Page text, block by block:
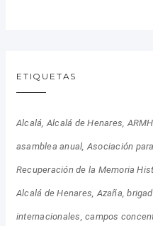
ETIQUETAS
Alcalá Alcalá de Henares
asamblea anual Asociación
Recuperación de la Memoria
Alcalá de Henares Azaña
internacionales campos